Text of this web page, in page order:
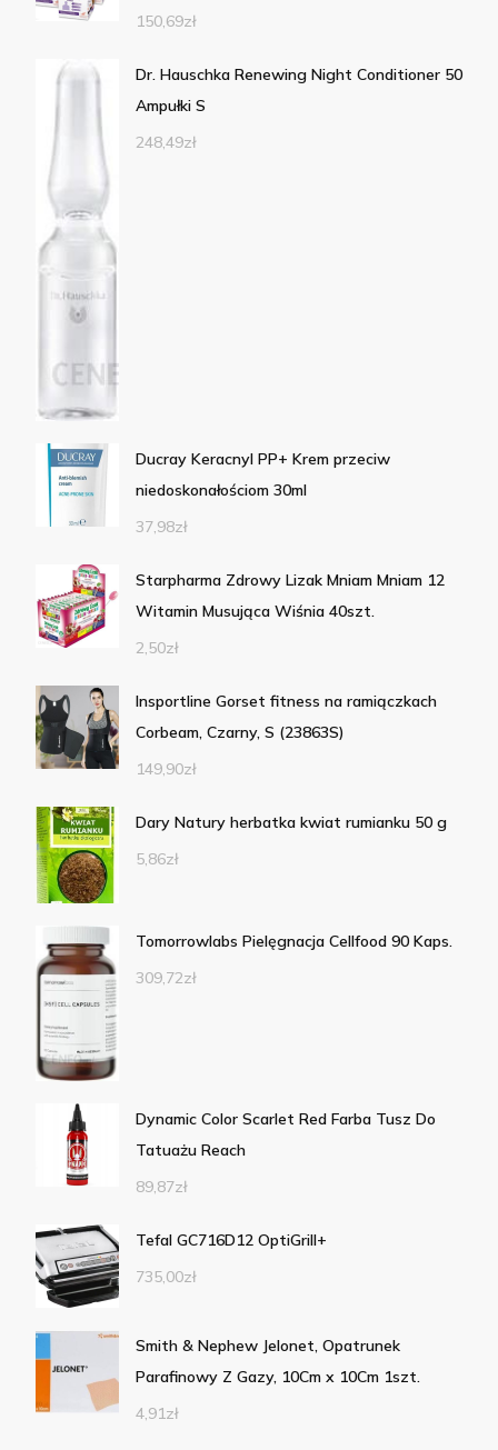
150,69zł
Dr. Hauschka Renewing Night Conditioner 50
Ampułki S
248,49zł
Ducray Keracnyl PP+ Krem przeciw
niedoskonałościom 30ml
37,98zł
Starpharma Zdrowy Lizak Mniam Mniam 12
Witamin Musująca Wiśnia 40szt.
2,50zł
Insportline Gorset fitness na ramiączkach
Corbeam, Czarny, S (23863S)
149,90zł
Dary Natury herbatka kwiat rumianku 50 g
5,86zł
Tomorrowlabs Pielęgnacja Cellfood 90 Kaps.
309,72zł
Dynamic Color Scarlet Red Farba Tusz Do
Tatuażu Reach
89,87zł
Tefal GC716D12 OptiGrill+
735,00zł
Smith & Nephew Jelonet, Opatrunek
Parafinowy Z Gazy, 10Cm x 10Cm 1szt.
4,91zł